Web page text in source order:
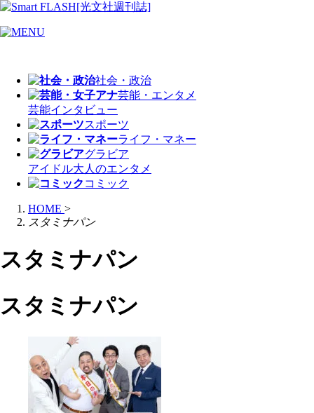
社会・政治
芸能・エンタメ
芸能インタビュー
スポーツ
ライフ・マネー
グラビア
アイドル大人のエンタメ
コミック
HOME >
スタミナパン
スタミナパン
スタミナパン